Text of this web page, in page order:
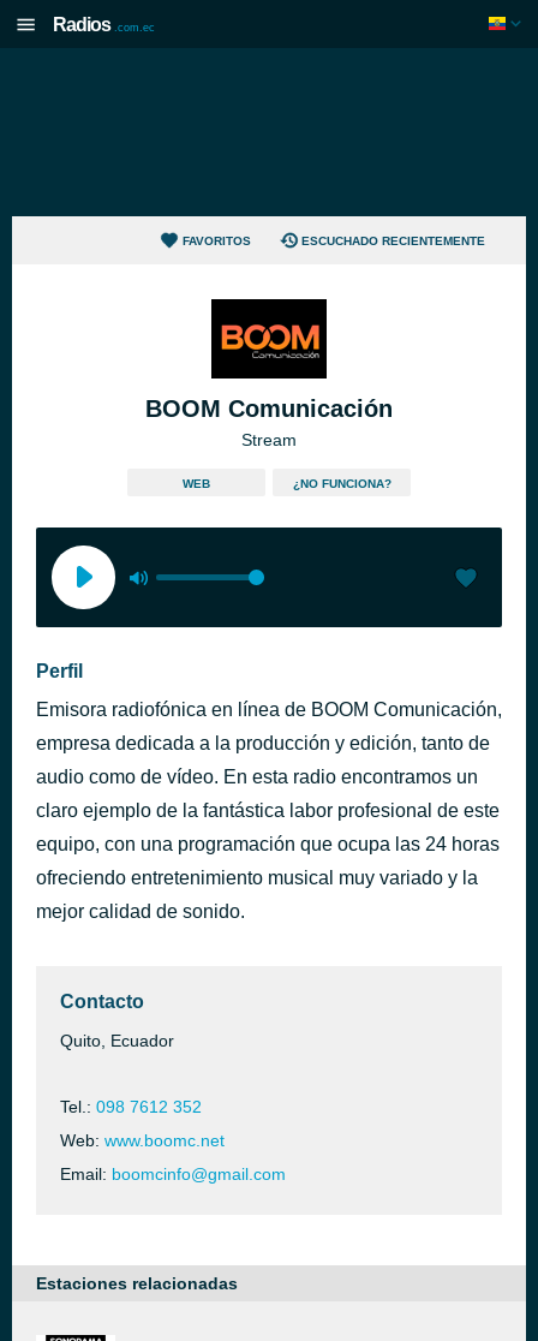
Radios .com.ec
FAVORITOS ESCUCHADO RECIENTEMENTE
BOOM Comunicación
Stream
WEB ¿NO FUNCIONA?
Perfil
Emisora radiofónica en línea de BOOM Comunicación,
empresa dedicada a la producción y edición, tanto de
audio como de vídeo. En esta radio encontramos un
claro ejemplo de la fantástica labor profesional de este
equipo, con una programación que ocupa las 24 horas
ofreciendo entretenimiento musical muy variado y la
mejor calidad de sonido.
Contacto
Quito, Ecuador
Tel.: 098 7612 352
Web: www.boomc.net
Email: boomcinfo@gmail.com
Estaciones relacionadas